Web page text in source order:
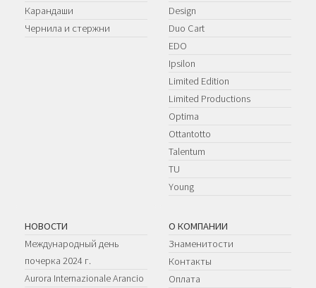
Карандаши
Чернила и стержни
Design
Duo Cart
EDO
Ipsilon
Limited Edition
Limited Productions
Optima
Ottantotto
Talentum
TU
Young
НОВОСТИ
Международный день
почерка 2024 г.
Aurora Internazionale Arancio
О КОМПАНИИ
Знаменитости
Контакты
Оплата